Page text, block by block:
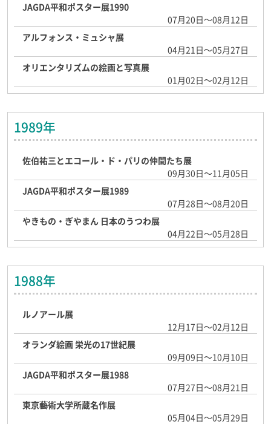
JAGDA平和ポスター展1990
07月20日～08月12日
アルフォンス・ミュシャ展
04月21日～05月27日
オリエンタリズムの絵画と写真展
01月02日～02月12日
1989年
佐伯祐三とエコール・ド・パリの仲間たち展
09月30日～11月05日
JAGDA平和ポスター展1989
07月28日～08月20日
やきもの・ぎやまん 日本のうつわ展
04月22日～05月28日
1988年
ルノアール展
12月17日～02月12日
オランダ絵画 栄光の17世紀展
09月09日～10月10日
JAGDA平和ポスター展1988
07月27日～08月21日
東京藝術大学所蔵名作展
05月04日～05月29日